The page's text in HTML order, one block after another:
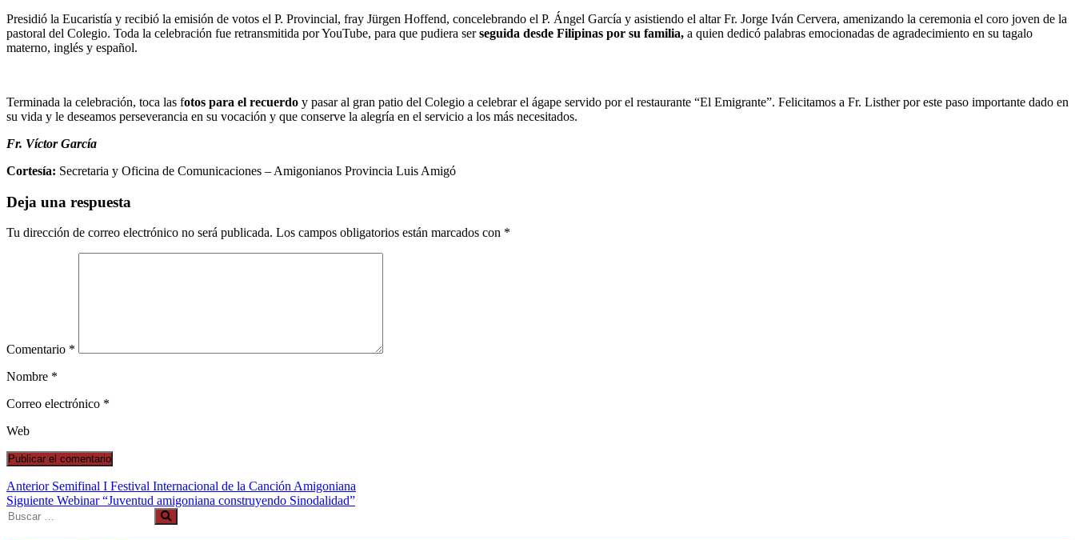
Presidió la Eucaristía y recibió la emisión de votos el P. Provincial, fray Jürgen Hoffend, concelebrando el P. Ángel García y asistiendo el altar Fr. Jorge Iván Cervera, amenizando la ceremonia el coro joven de la
pastoral del Colegio. Toda la celebración fue retransmitida por YouTube, para que pudiera serseguida desde Filipinas por su familia, a quien dedicó palabras emocionadas de agradecimiento en su tagalo
materno, inglés y español.
Terminada la celebración, toca las fotos para el recuerdo y pasar al gran patio del Colegio a celebrar el ágape servido por el restaurante “El Emigrante”. Felicitamos a Fr. Listher por este paso importante dado en
su vida y le deseamos perseverancia en su vocación y que conserve la alegría en el servicio a los más necesitados.
Fr. Víctor García
Cortesía: Secretaria y Oficina de Comunicaciones – Amigonianos Provincia Luis Amigó
Deja una respuesta
Tu dirección de correo electrónico no será publicada. Los campos obligatorios están marcados con *
Comentario *
Nombre *
Correo electrónico *
Web
Navegación
de
Anterior Entrada
anterior:
Semifinal I Festival Internacional de la Canción Amigoniana
Siguiente Entrada
Webinar “Juventud amigoniana construyendo Sinodalidad”